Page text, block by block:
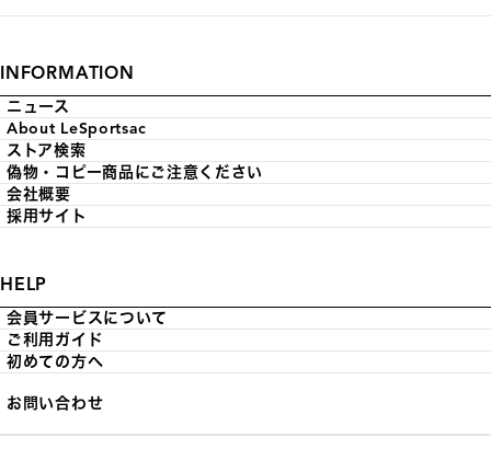
INFORMATION
ニュース
About LeSportsac
ストア検索
偽物・コピー商品にご注意ください
会社概要
採用サイト
HELP
会員サービスについて
ご利用ガイド
初めての方へ
お問い合わせ